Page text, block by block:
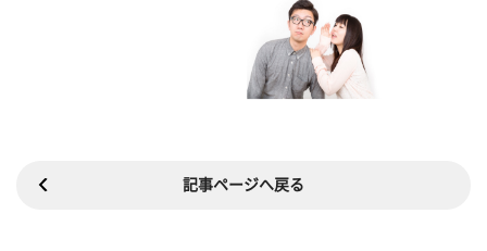
記事ページへ戻る